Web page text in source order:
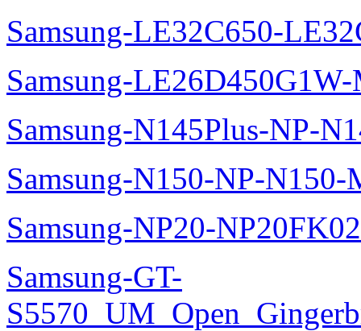
Samsung-LE32C650-
Samsung-LE26D450G1W-
Samsung-N145Plus-NP-
Samsung-N150-NP-N150-
Samsung-NP20-
Samsung-GT-